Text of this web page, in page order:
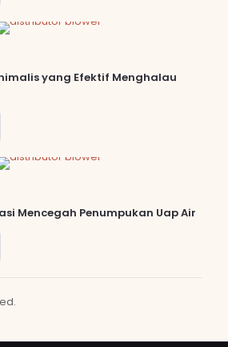
yang Efektif Menghalau
Mencegah Penumpukan Uap Air